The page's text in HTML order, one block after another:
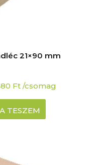
21×90 mm
Ft /csomag
TESZEM